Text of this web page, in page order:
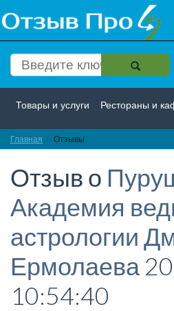
Товары и услуги Рестораны и
Красота и здоровье
Интернет Путешествие и отдых
Недвижимость Работа Гос.
Личности Логистика
Главная Отзывы
Отзыв о
Академия
астрологии
Ермолаева
10:54:40